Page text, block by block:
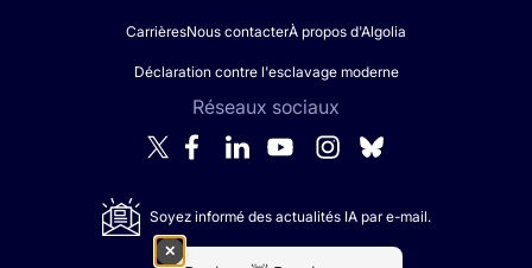
CarrièresNous contacterÀ propos d'Algolia
Déclaration contre l'esclavage moderne
Réseaux sociaux
Soyez informé des actualités IA par e-mail.
✕